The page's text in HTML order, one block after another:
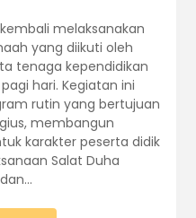
melaksanakan
yang diikuti oleh
tenaga kependidikan
hari. Kegiatan ini
rutin yang bertujuan
membangun
karakter peserta didik
Salat Duha